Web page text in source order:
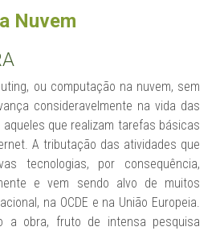
Nuvem
ou computação na nuvem, sem
consideravelmente na vida das
que realizam tarefas básicas
A tributação das atividades que
tecnologias, por consequência,
e vem sendo alvo de muitos
na OCDE e na União Europeia.
a obra, fruto de intensa pesquisa